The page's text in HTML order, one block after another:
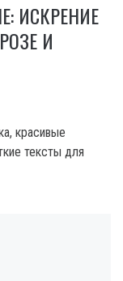
ИСКРЕНИЕ
И
красивые
тексты для